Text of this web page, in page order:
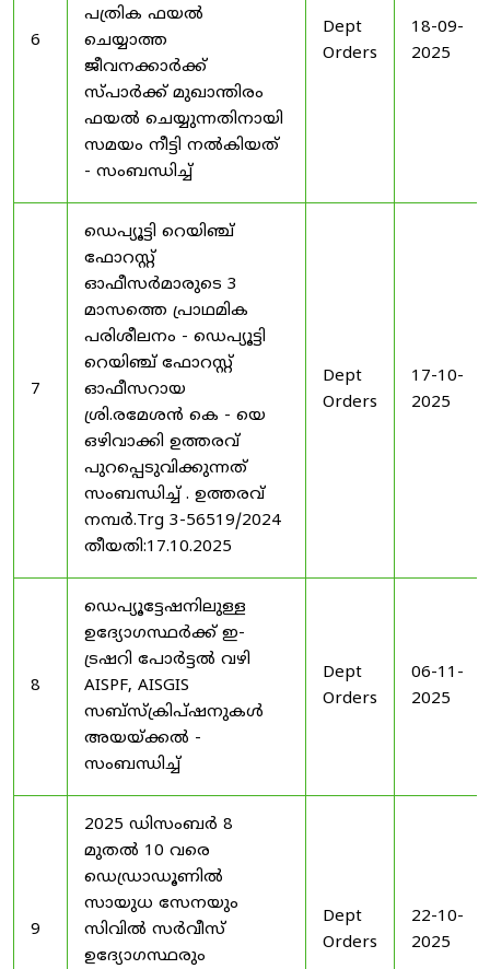
6
പത്രിക ഫയൽ
ചെയ്യാത്ത
ജീവനക്കാർക്ക്
സ്പാർക്ക് മുഖാന്തിരം
ഫയൽ ചെയ്യുന്നതിനായി
സമയം നീട്ടി നൽകിയത്
- സംബന്ധിച്ച്
Dept
Orders
18-09-
2025
7
ഡെപ്യൂട്ടി റെയിഞ്ച്
ഫോറസ്റ്റ്
ഓഫീസർമാരുടെ 3
മാസത്തെ പ്രാഥമിക
പരിശീലനം - ഡെപ്യൂട്ടി
റെയിഞ്ച് ഫോറസ്റ്റ്
ഓഫീസറായ
ശ്രി.രമേശൻ കെ - യെ
ഒഴിവാക്കി ഉത്തരവ്
പുറപ്പെടുവിക്കുന്നത്
സംബന്ധിച്ച് . ഉത്തരവ്
നമ്പർ.Trg 3-56519/2024
തീയതി:17.10.2025
Dept
Orders
17-10-
2025
8
ഡെപ്യൂട്ടേഷനിലുള്ള
ഉദ്യോഗസ്ഥർക്ക് ഇ-
ട്രഷറി പോർട്ടൽ വഴി
AISPF, AISGIS
സബ്‌സ്‌ക്രിപ്‌ഷനുകൾ
അയയ്ക്കൽ -
സംബന്ധിച്ച്
Dept
Orders
06-11-
2025
9
2025 ഡിസംബർ 8
മുതൽ 10 വരെ
ഡെഡ്രാഡൂണിൽ
സായുധ സേനയും
സിവിൽ സർവീസ്
ഉദ്യോഗസ്ഥരും
Dept
Orders
22-10-
2025